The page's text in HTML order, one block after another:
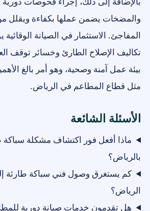
والمضخات يضمن عملها بكفاءة ويقلل
المفاجئ. الاستثمار في الصيانة
تكاليف الإصلاح الطارئ وخسائر توقف
بيئة عمل آمنة وصحية، وهو أمر بالغ
مثل قطاع المطاعم في الرياض.
الأسئلة الشائعة
ماذا أفعل فور اكتشاف مشكلة
بالرياض؟
كم يستغرق وصول فني سباكة
الرياض؟
هل تقدمون خدمات صيانة دورية